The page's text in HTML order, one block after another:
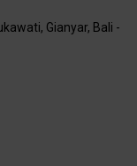
Gianyar, Bali -